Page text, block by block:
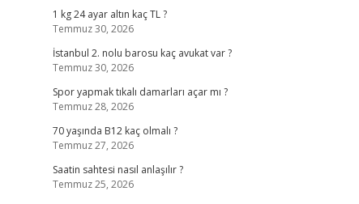
1 kg 24 ayar altın kaç TL ?
Temmuz 30, 2026
İstanbul 2. nolu barosu kaç avukat var ?
Temmuz 30, 2026
Spor yapmak tıkalı damarları açar mı ?
Temmuz 28, 2026
70 yaşında B12 kaç olmalı ?
Temmuz 27, 2026
Saatin sahtesi nasıl anlaşılır ?
Temmuz 25, 2026